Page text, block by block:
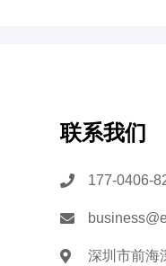
联系我们
177-0406-
深圳市前海